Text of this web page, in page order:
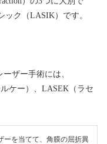
ック（LASIK）です。
ザー手術には、
ケー）、LASEK（ラセ
ーを当てて、角膜の屈折異